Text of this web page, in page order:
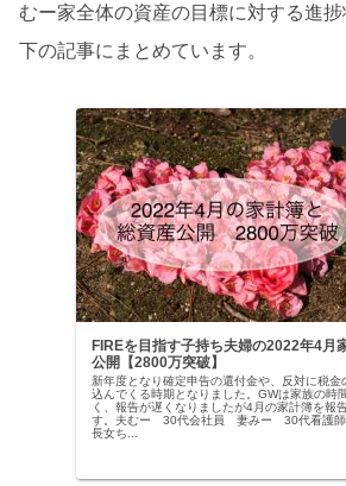
むー家全体の資産の目標に対する進
下の記事にまとめています。
FIREを目指す子持ち夫婦の2022年4月
公開【2800万突破】
新年度となり確定申告の還付金や、反対に税金
込んでくる時期となりました。GWは家族の時
く、報告が遅くなりましたが4月の家計簿を報
す。夫むー 30代会社員 妻みー 30代看護
長女ち...